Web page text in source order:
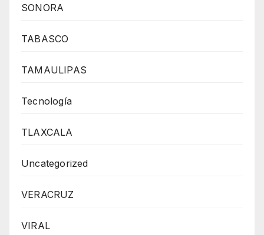
SONORA
TABASCO
TAMAULIPAS
Tecnología
TLAXCALA
Uncategorized
VERACRUZ
VIRAL